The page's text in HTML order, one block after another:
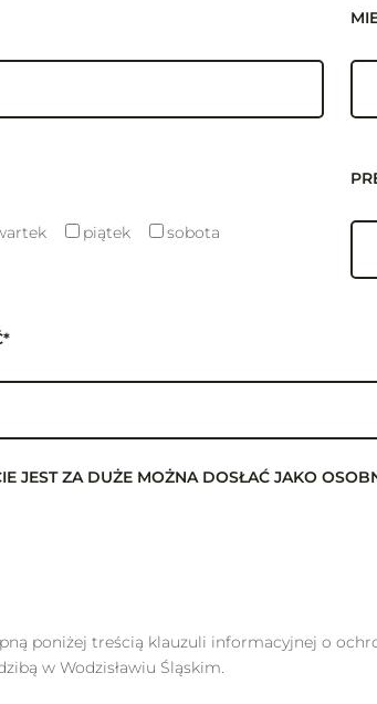
piątek
sobota
JEST ZA DUŻE MOŻNA DOSŁAĆ JAKO
poniżej treścią klauzuli informacyjnej o
w Wodzisławiu Śląskim.